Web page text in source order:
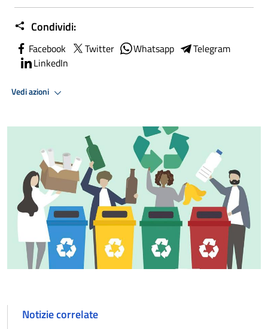
Condividi:
Facebook Twitter Whatsapp
Telegram
LinkedIn
Vedi azioni
Notizie correlate